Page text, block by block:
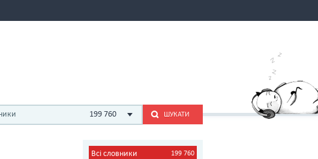
199 760 ШУКАТИ
Всі словники 199 760